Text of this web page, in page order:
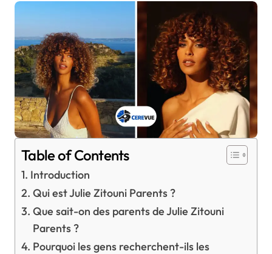
Table of Contents
Introduction
Qui est Julie Zitouni Parents ?
Que sait-on des parents de Julie Zitouni
Parents ?
Pourquoi les gens recherchent-ils les